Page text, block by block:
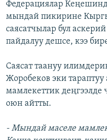
Федерациялар
мындай пикирине
саясатчылар бул
пайдалуу дешсе, кээ
Саясат таануу
Жоробеков эки
мамлекеттик
оюн айтты.
- Мындай маселе